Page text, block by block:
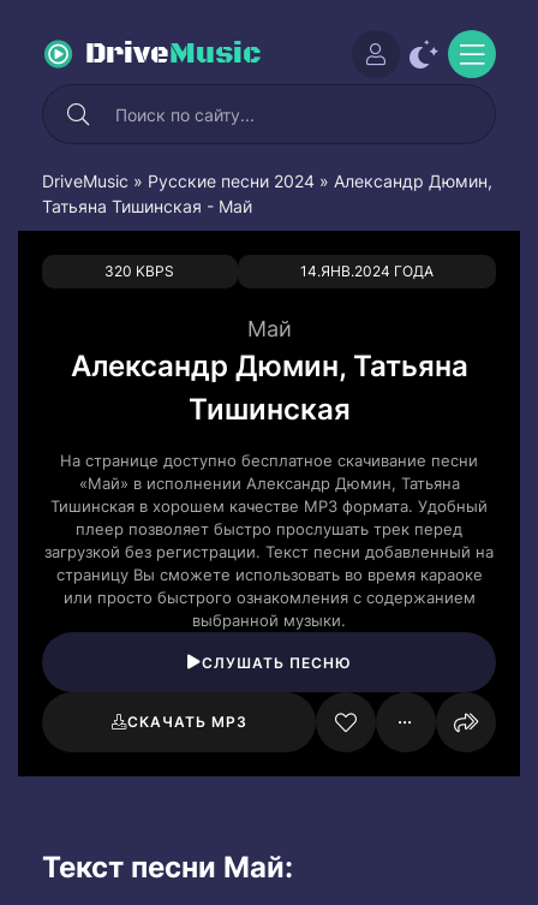
DriveMusic
DriveMusic » Русские песни 2024 » Александр Дюмин,
Татьяна Тишинская - Май
320 KBPS 14.ЯНВ.2024 ГОДА
0 0
Май
Александр Дюмин, Татьяна
Тишинская
На странице доступно бесплатное скачивание песни
«Май» в исполнении Александр Дюмин, Татьяна
Тишинская в хорошем качестве MP3 формата. Удобный
плеер позволяет быстро прослушать трек перед
загрузкой без регистрации. Текст песни добавленный на
страницу Вы сможете использовать во время караоке
или просто быстрого ознакомления с содержанием
выбранной музыки.
СЛУШАТЬ ПЕСНЮ
СКАЧАТЬ MP3
Текст песни Май: